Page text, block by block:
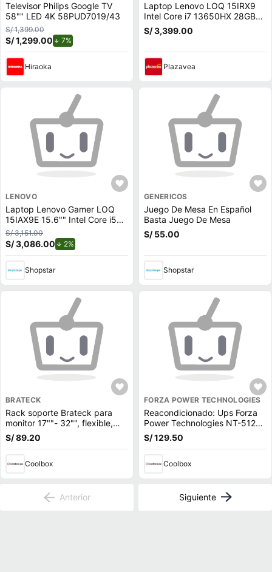
Televisor Philips Google TV
58"" LED 4K 58PUD7019/43
S/ 1,399.00
S/ 1,299.00 7%
Hiraoka
Laptop Lenovo LOQ 15IRX9
Intel Core i7 13650HX 28GB
RAM 512GB SSD 6GB RTX
3050 15.6 FHD
S/ 3,399.00
Plazavea
LENOVO
Laptop Lenovo Gamer LOQ
15IAX9E 15.6"" Intel Core i5
512GB SSD 8GB NVIDIA
RTX2050
S/ 3,151.00
S/ 3,086.00 2%
Shopstar
GENERICOS
Juego De Mesa En Español
Basta Juego De Mesa
S/ 55.00
Shopstar
BRATECK
Rack soporte Brateck para
monitor 17""- 32"", flexible,
negro (reempacado)
S/ 89.20
Coolbox
FORZA POWER TECHNOLOGIES
Reacondicionado: Ups Forza
Power Technologies NT-512U
500VA 250W 6 Outputs
indicador led
S/ 129.50
Coolbox
Anterior Siguiente